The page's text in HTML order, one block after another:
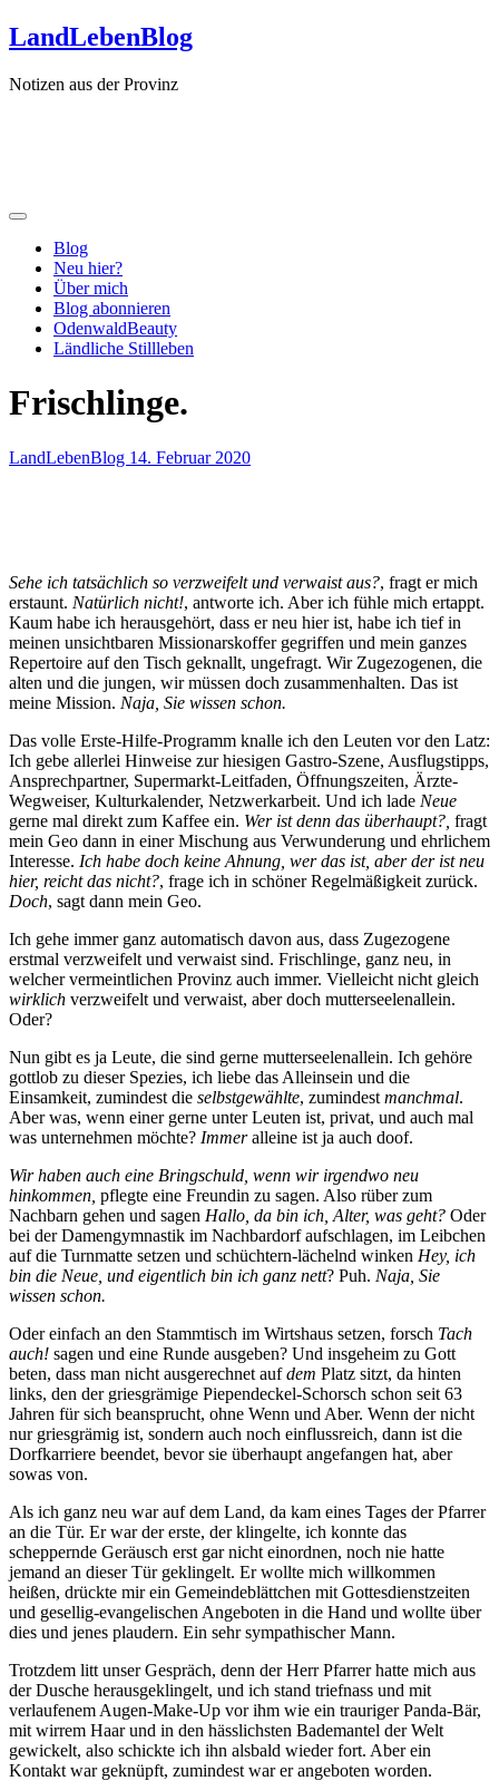
Zum
Inhalt
LandLebenBlog
Notizen aus der Provinz
Blog
Neu hier?
Über mich
Blog abonnieren
OdenwaldBeauty
Ländliche Stillleben
Frischlinge.
LandLebenBlog 14. Februar 2020
Sehe ich tatsächlich so verzweifelt und verwaist aus?, fragt er mich
erstaunt. Natürlich nicht!, antworte ich. Aber ich fühle mich ertappt.
Kaum habe ich herausgehört, dass er neu hier ist, habe ich tief in
meinen unsichtbaren Missionarskoffer gegriffen und mein ganzes
Repertoire auf den Tisch geknallt, ungefragt. Wir Zugezogenen, die
alten und die jungen, wir müssen doch zusammenhalten. Das ist
meine Mission. Naja, Sie wissen schon.
Das volle Erste-Hilfe-Programm knalle ich den Leuten vor den Latz:
Ich gebe allerlei Hinweise zur hiesigen Gastro-Szene, Ausflugstipps,
Ansprechpartner, Supermarkt-Leitfaden, Öffnungszeiten, Ärzte-
Wegweiser, Kulturkalender, Netzwerkarbeit. Und ich lade Neue
gerne mal direkt zum Kaffee ein. Wer ist denn das überhaupt?, fragt
mein Geo dann in einer Mischung aus Verwunderung und ehrlichem
Interesse. Ich habe doch keine Ahnung, wer das ist, aber der ist neu
hier, reicht das nicht?, frage ich in schöner Regelmäßigkeit zurück.
Doch, sagt dann mein Geo.
Ich gehe immer ganz automatisch davon aus, dass Zugezogene
erstmal verzweifelt und verwaist sind. Frischlinge, ganz neu, in
welcher vermeintlichen Provinz auch immer. Vielleicht nicht gleich
wirklich verzweifelt und verwaist, aber doch mutterseelenallein.
Oder?
Nun gibt es ja Leute, die sind gerne mutterseelenallein. Ich gehöre
gottlob zu dieser Spezies, ich liebe das Alleinsein und die
Einsamkeit, zumindest die selbstgewählte, zumindest manchmal.
Aber was, wenn einer gerne unter Leuten ist, privat, und auch mal
was unternehmen möchte? Immeralleine ist ja auch doof.
Wir haben auch eine Bringschuld, wenn wir irgendwo neu
hinkommen, pflegte eine Freundin zu sagen. Also rüber zum
Nachbarn gehen und sagen Hallo, da bin ich, Alter, was geht? Oder
bei der Damengymnastik im Nachbardorf aufschlagen, im Leibchen
auf die Turnmatte setzen und schüchtern-lächelnd winken Hey, ich
bin die Neue, und eigentlich bin ich ganz nett? Puh. Naja, Sie
wissen schon.
Oder einfach an den Stammtisch im Wirtshaus setzen, forsch Tach
auch! sagen und eine Runde ausgeben? Und insgeheim zu Gott
beten, dass man nicht ausgerechnet aufdem Platz sitzt, da hinten
links, den der griesgrämige Piependeckel-Schorsch schon seit 63
Jahren für sich beansprucht, ohne Wenn und Aber. Wenn der nicht
nur griesgrämig ist, sondern auch noch einflussreich, dann ist die
Dorfkarriere beendet, bevor sie überhaupt angefangen hat, aber
sowas von.
Als ich ganz neu war auf dem Land, da kam eines Tages der Pfarrer
an die Tür. Er war der erste, der klingelte, ich konnte das
scheppernde Geräusch erst gar nicht einordnen, noch nie hatte
jemand an dieser Tür geklingelt. Er wollte mich willkommen
heißen, drückte mir ein Gemeindeblättchen mit Gottesdienstzeiten
und gesellig-evangelischen Angeboten in die Hand und wollte über
dies und jenes plaudern. Ein sehr sympathischer Mann.
Trotzdem litt unser Gespräch, denn der Herr Pfarrer hatte mich aus
der Dusche herausgeklingelt, und ich stand triefnass und mit
verlaufenem Augen-Make-Up vor ihm wie ein trauriger Panda-Bär,
mit wirrem Haar und in den hässlichsten Bademantel der Welt
gewickelt, also schickte ich ihn alsbald wieder fort. Aber ein
Kontakt war geknüpft, zumindest war er angeboten worden.